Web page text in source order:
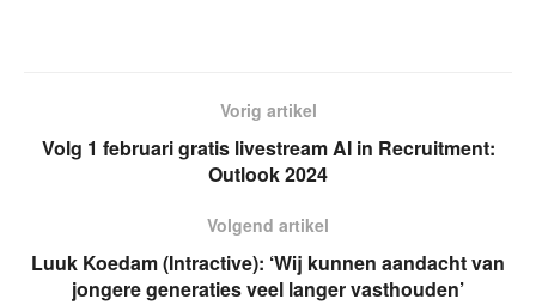
Vorig artikel
Volg 1 februari gratis livestream AI in Recruitment:
Outlook 2024
Volgend artikel
Luuk Koedam (Intractive): ‘Wij kunnen aandacht van
jongere generaties veel langer vasthouden’